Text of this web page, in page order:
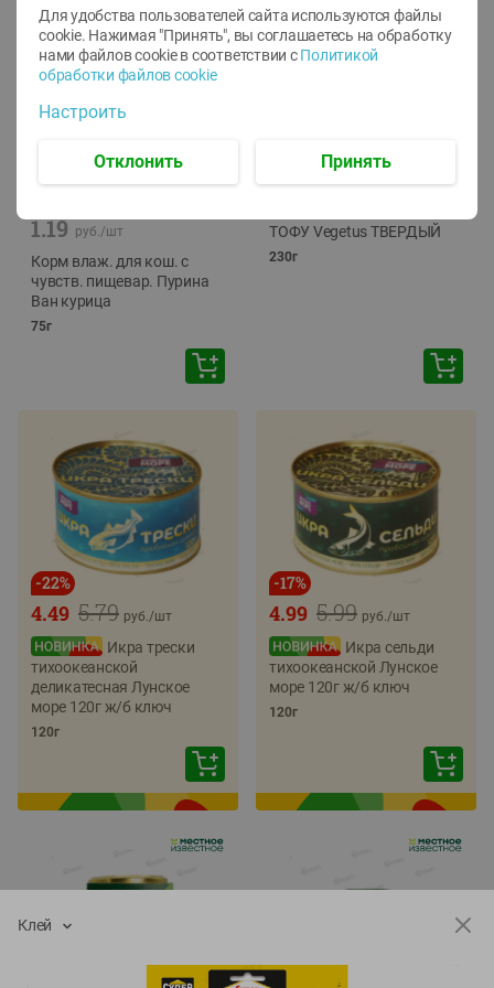
1.19 руб./шт
Корм влаж. для кош. с
чувств. пищевар. Пурина
Ван курица
75г
ТОФУ Vegetus ТВЕРДЫЙ
230г
-22%
5.79
4.49 руб./шт
Икра трески
тихоокеанской
деликатесная Лунское
море 120г ж/б ключ
120г
-17%
5.99
4.99 руб./шт
Икра сельди
тихоокеанской Лунское
море 120г ж/б ключ
120г
Клей
Для удобства пользователей сайта используются файлы
cookie. Нажимая "Принять", вы соглашаетесь на обработку
нами файлов cookie в соответствии с Политикой
обработки файлов cookie
Настроить
Отклонить Принять